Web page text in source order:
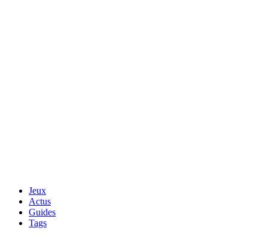
Jeux
Actus
Guides
Tags